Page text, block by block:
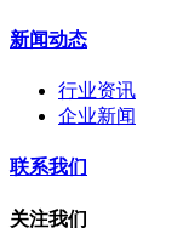
新闻动态
行业资讯
企业新闻
联系我们
关注我们